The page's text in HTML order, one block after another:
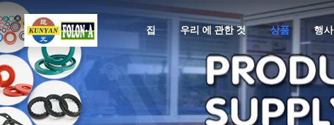
집 우리 에 관한 것 상품 행사